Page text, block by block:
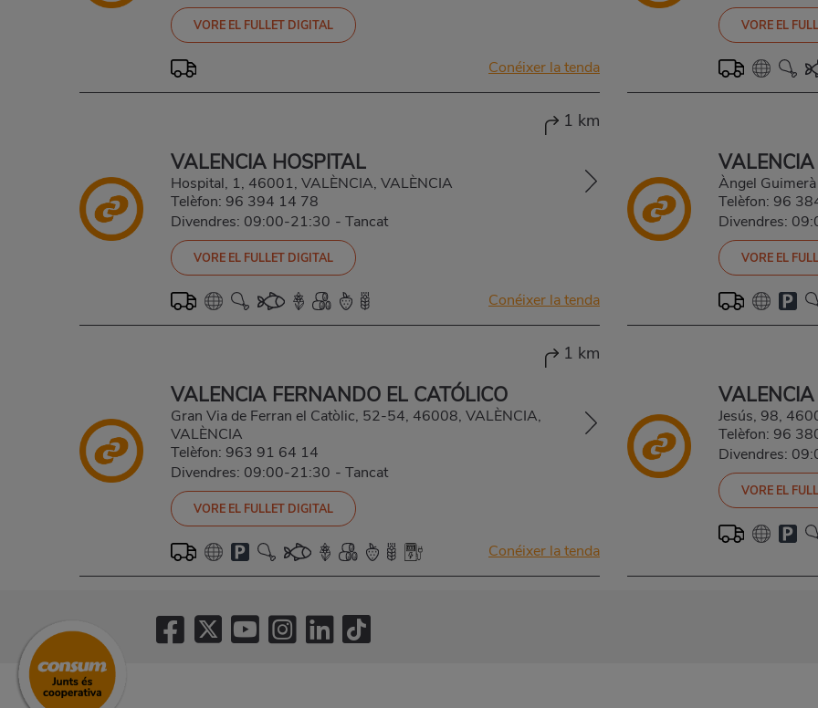
VORE EL FULLET DIGITAL
Conéixer la tenda
VORE EL
1 km
VALENCIA HOSPITAL
Hospital, 1, 46001, VALÈNCIA, VALÈNCIA
Telèfon: 96 394 14 78
Divendres: 09:00-21:30 - Tancat
VORE EL FULLET DIGITAL
Conéixer la tenda
Àngel
Telèfon: 96
Divendres:
VORE EL
1 km
VALENCIA FERNANDO EL CATÓLICO
Gran Via de Ferran el Catòlic, 52-54, 46008, VALÈNCIA,
VALÈNCIA
Telèfon: 963 91 64 14
Divendres: 09:00-21:30 - Tancat
VORE EL FULLET DIGITAL
Conéixer la tenda
VALENCIA
Jesús, 98,
Telèfon: 96
Divendres:
VORE EL